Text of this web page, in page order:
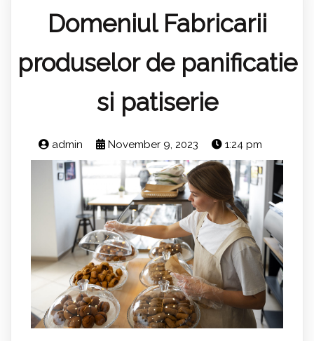
Domeniul Fabricarii
produselor de panificatie
si patiserie
admin November 9, 2023 1:24 pm